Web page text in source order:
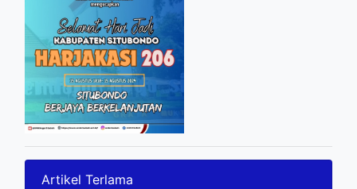
Artikel Terlama